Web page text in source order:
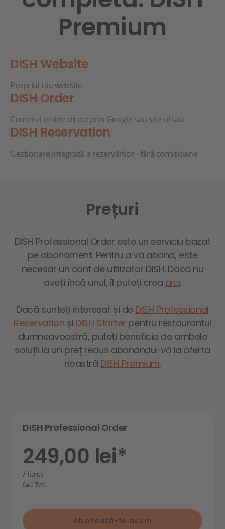
Premium
DISH Website
Propriul tău website
DISH Order
Comenzi online direct prin Google sau site-ul tău
DISH Reservation
Gestionare integrată a rezervărilor - fără comisioane
Prețuri
DISH Professional Order este un serviciu bazat
pe abonament. Pentru a vă abona, este
necesar un cont de utilizator DISH. Dacă nu
aveți încă unul, îl puteți crea aici.
Dacă sunteți interesat și de DISH Professional
Reservation și DISH Starter pentru restaurantul
dumneavoastră, puteți beneficia de ambele
soluții la un preț redus abonându-vă la oferta
noastră DISH Premium.
DISH Professional Order
249,00 lei*
/ lună
fără TVA
Abonează-te acum